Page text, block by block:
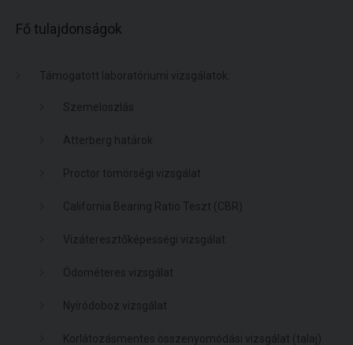
Fő tulajdonságok
Támogatott laboratóriumi vizsgálatok:
Szemeloszlás
Atterberg határok
Proctor tömörségi vizsgálat
California Bearing Ratio Teszt (CBR)
Vizáteresztőképességi vizsgálat
Ödométeres vizsgálat
Nyíródoboz vizsgálat
Korlátozásmentes összenyomódási vizsgálat (talaj)